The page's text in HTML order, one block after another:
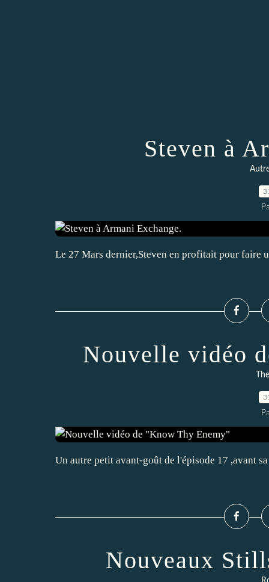
Steven à
Le 27 Mars dernier,Steven en profitait pour faire
Nouvelle vidéo
Un autre petit avant-goût de l'épisode 17 ,avant
Nouveaux